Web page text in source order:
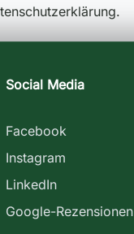
Social Media
Facebook
Instagram
LinkedIn
Google-Rezensionen